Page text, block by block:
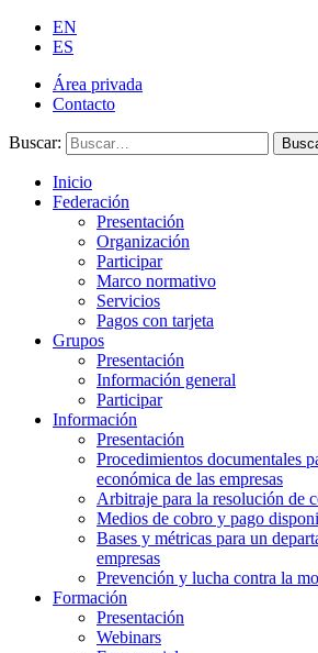
EN
ES
Área privada
Contacto
Buscar:
Inicio
Federación
Presentación
Organización
Participar
Marco normativo
Servicios
Pagos con tarjeta
Grupos
Presentación
Información general
Participar
Información
Presentación
Procedimientos documentales
económica de las empresas
Arbitraje para la resolución de
Medios de cobro y pago
Bases y métricas para un
empresas
Prevención y lucha contra la
Formación
Presentación
Webinars